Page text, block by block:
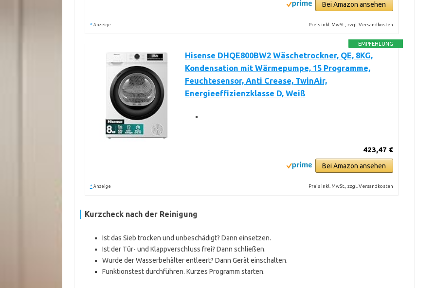
Bei Amazon ansehen
* Anzeige Preis inkl. MwSt., zzgl. Versandkosten
EMPFEHLUNG
Hisense DHQE800BW2 Wäschetrockner, QE, 8KG,
Kondensation mit Wärmepumpe, 15 Programme,
Feuchtesensor, Anti Crease, TwinAir,
Energieeffizienzklasse D, Weiß
423,47 €
Bei Amazon ansehen
* Anzeige Preis inkl. MwSt., zzgl. Versandkosten
Kurzcheck nach der Reinigung
Ist das Sieb trocken und unbeschädigt? Dann einsetzen.
Ist der Tür- und Klappverschluss frei? Dann schließen.
Wurde der Wasserbehälter entleert? Dann Gerät einschalten.
Funktionstest durchführen. Kurzes Programm starten.